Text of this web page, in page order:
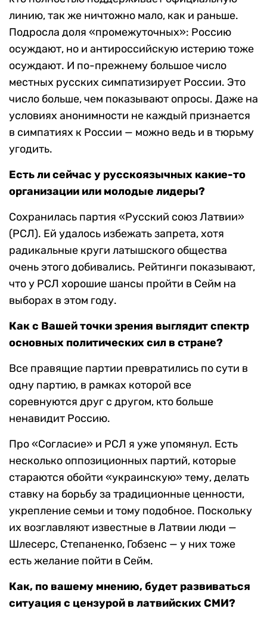
линию, так же ничтожно мало, как и раньше.
Подросла доля «промежуточных»: Россию
осуждают, но и антироссийскую истерию тоже
осуждают. И по-прежнему большое число
местных русских симпатизирует России. Это
число больше, чем показывают опросы. Даже на
условиях анонимности не каждый признается
в симпатиях к России — можно ведь и в тюрьму
угодить.
Есть ли сейчас у русскоязычных какие-то
организации или молодые лидеры?
Сохранилась партия «Русский союз Латвии»
(РСЛ). Ей удалось избежать запрета, хотя
радикальные круги латышского общества
очень этого добивались. Рейтинги показывают,
что у РСЛ хорошие шансы пройти в Сейм на
выборах в этом году.
Как с Вашей точки зрения выглядит спектр
основных политических сил в стране?
Все правящие партии превратились по сути в
одну партию, в рамках которой все
соревнуются друг с другом, кто больше
ненавидит Россию.
Про «Согласие» и РСЛ я уже упомянул. Есть
несколько оппозиционных партий, которые
стараются обойти «украинскую» тему, делать
ставку на борьбу за традиционные ценности,
укрепление семьи и тому подобное. Поскольку
их возглавляют известные в Латвии люди —
Шлесерс, Степаненко, Гобзенс — у них тоже
есть желание пойти в Сейм.
Как, по вашему мнению, будет развиваться
ситуация с цензурой в латвийских СМИ?